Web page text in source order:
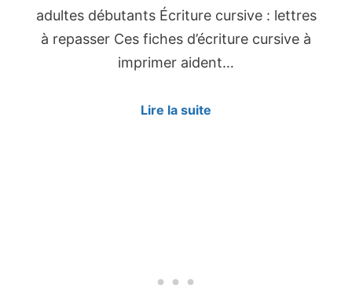
adultes débutants Écriture cursive : lettres
à repasser Ces fiches d’écriture cursive à
imprimer aident…
Lire la suite